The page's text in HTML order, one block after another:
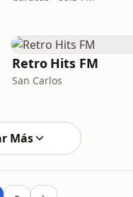
Retro Hits FM
San Carlos
Más